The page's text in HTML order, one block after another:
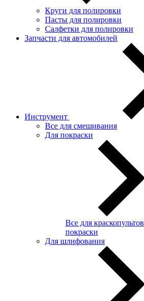
Круги для полировки
Пасты для полировки
Салфетки для полировки
Запчасти для автомобилей
Инструмент
Все для смешивания
Для покраски
Все для краскопультов
покраски
Для шлифования